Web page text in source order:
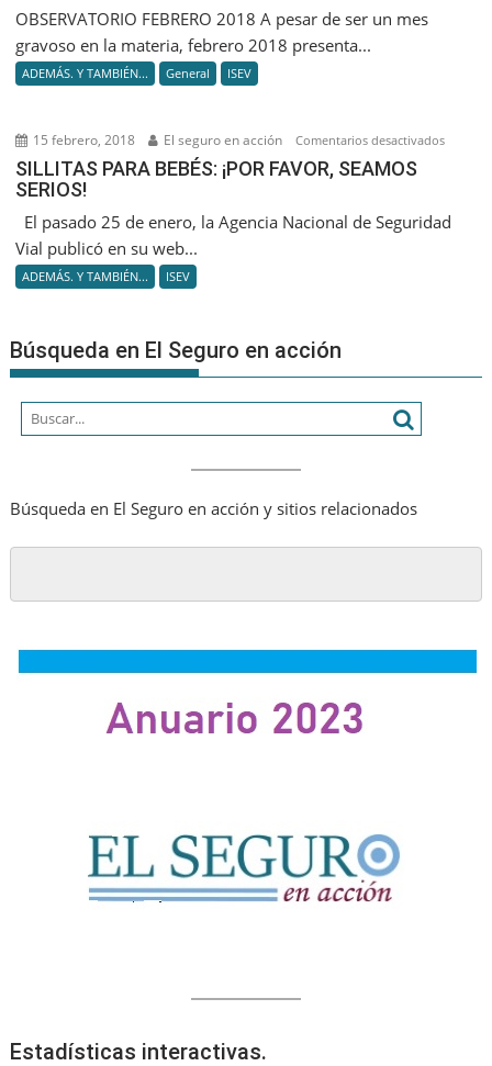
OBSERVATORIO FEBRERO 2018 A pesar de ser un mes
gravoso en la materia, febrero 2018 presenta...
ADEMÁS. Y TAMBIÉN... General ISEV
15 febrero, 2018 El seguro en acción Comentarios desactivadosen
BEBÉS:
SILLITAS PARA BEBÉS: ¡POR FAVOR, SEAMOS
SERIOS!
El pasado 25 de enero, la Agencia Nacional de Seguridad
Vial publicó en su web...
ADEMÁS. Y TAMBIÉN... ISEV
Búsqueda en El Seguro en acción
Búsqueda en El Seguro en acción y sitios relacionados
Estadísticas interactivas.